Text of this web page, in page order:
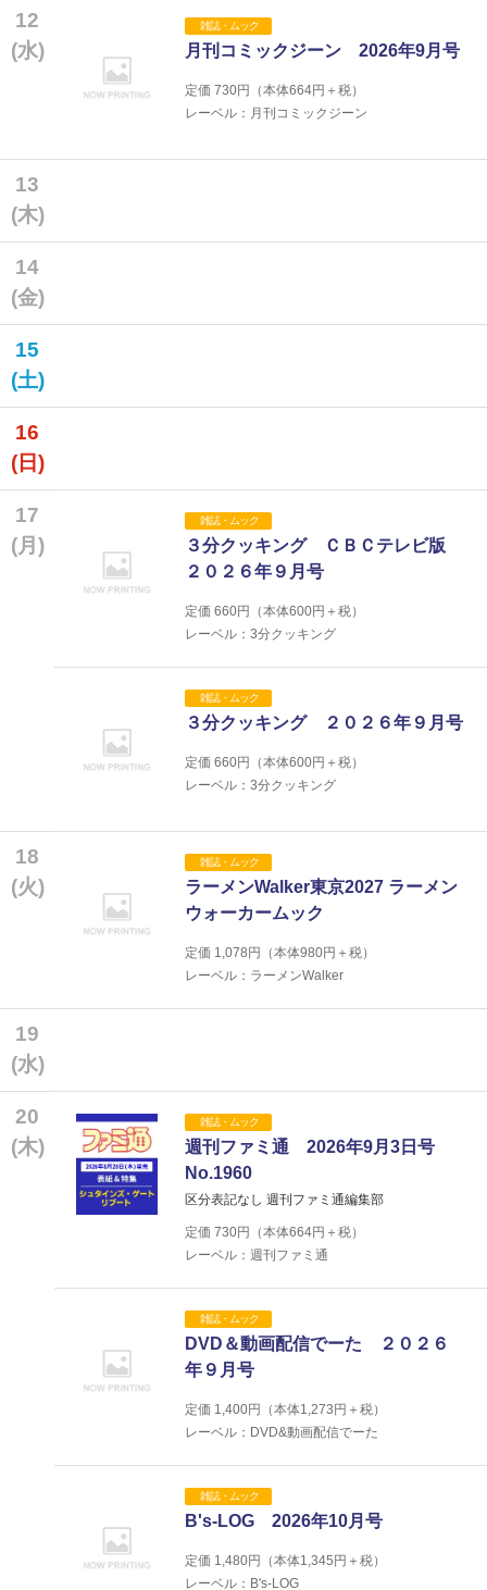
12
(水)
雑誌・ムック
月刊コミックジーン 2026年9月号
定価 730円（本体664円＋税）
レーベル：月刊コミックジーン
13
(木)
14
(金)
15
(土)
16
(日)
17
(月)
雑誌・ムック
３分クッキング ＣＢＣテレビ版
２０２６年９月号
定価 660円（本体600円＋税）
レーベル：3分クッキング
雑誌・ムック
３分クッキング ２０２６年９月号
定価 660円（本体600円＋税）
レーベル：3分クッキング
18
(火)
雑誌・ムック
ラーメンWalker東京2027 ラーメン
ウォーカームック
定価 1,078 円（本体980円＋税）
レーベル：ラーメンWalker
19
(水)
20
(木)
雑誌・ムック
週刊ファミ通 2026年9月3日号
No.1960
区分表記なし 週刊ファミ通編集部
定価 730円（本体664円＋税）
レーベル：週刊ファミ通
雑誌・ムック
DVD＆動画配信でーた ２０２６
年９月号
定価 1,400円（本体1,273 円＋税）
レーベル：DVD&動画配信でーた
雑誌・ムック
B's-LOG 2026年10月号
定価 1,480円（本体1,345 円＋税）
レーベル：B's-LOG